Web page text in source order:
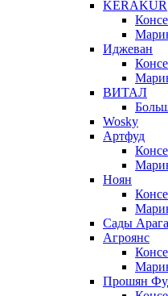
KERAKUR
Иджеван
ВИТАЛ
Wosky
Артфуд
Ноян
Сады
Агроянс
Прошян